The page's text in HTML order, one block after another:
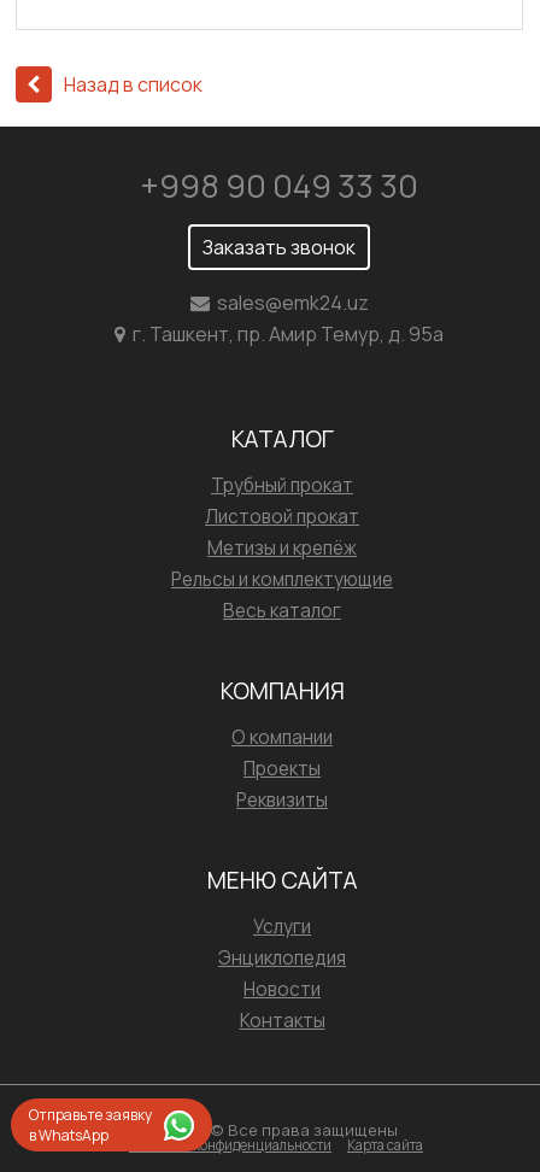
Отправьте заявку
в WhatsApp
Назад в список
+998 90 049 33 30
Заказать звонок
sales@emk24.uz
г. Ташкент, пр. Амир Темур, д. 95а
КАТАЛОГ
Трубный прокат
Листовой прокат
Метизы и крепёж
Рельсы и комплектующие
Весь каталог
КОМПАНИЯ
О компании
Проекты
Реквизиты
МЕНЮ САЙТА
Услуги
Энциклопедия
Новости
Контакты
2026 © Все права защищены
Политика конфиденциальности Карта сайта